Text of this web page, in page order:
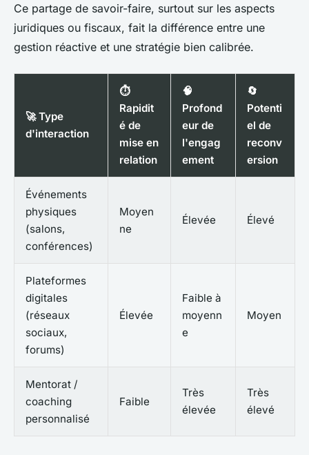
Ce partage de savoir-faire, surtout sur les aspects
juridiques ou fiscaux, fait la différence entre une
gestion réactive et une stratégie bien calibrée.
🚀 Type
d'interaction
⏱️
Rapidit
é de
mise en
relation
🧠
Profond
eur de
l'engag
ement
🔄
Potenti
el de
reconv
ersion
Événements
physiques
(salons,
conférences)
Moyen
ne
Élevée Élevé
Plateformes
digitales
(réseaux
sociaux,
forums)
Élevée
Faible à
moyenn
e
Moyen
Mentorat /
coaching
personnalisé
Faible
Très
élevée
Très
élevé